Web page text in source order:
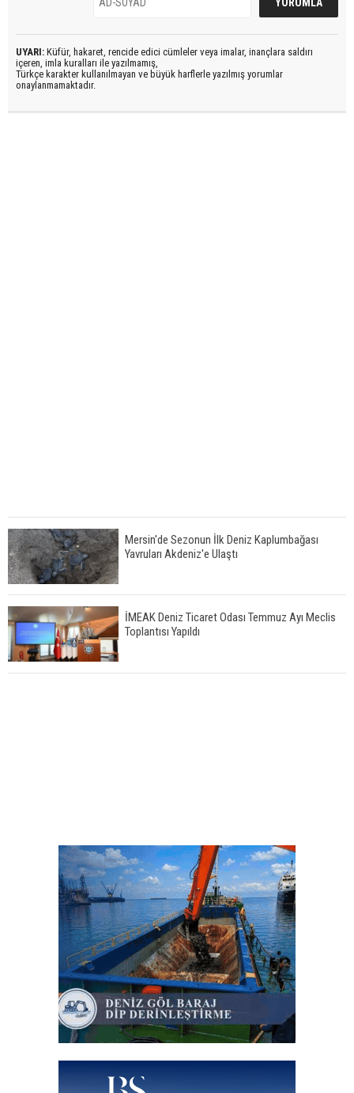
UYARI: Küfür, hakaret, rencide edici cümleler veya imalar, inançlara saldırı
içeren, imla kuralları ile yazılmamış,
Türkçe karakter kullanılmayan ve büyük harflerle yazılmış yorumlar
onaylanmamaktadır.
Mersin'de Sezonun İlk Deniz Kaplumbağası
Yavruları Akdeniz'e Ulaştı
İMEAK Deniz Ticaret Odası Temmuz Ayı Meclis
Toplantısı Yapıldı